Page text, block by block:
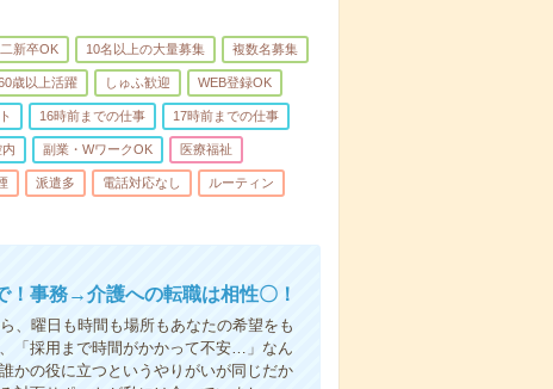
新卒OK 10名以上の大量募集 複数名募集
歳以上活躍 しゅふ歓迎 WEB登録OK
16時前までの仕事 17時前までの仕事
副業・WワークOK 医療福祉
派遣多 電話対応なし ルーティン
事務→介護への転職は相性〇！
、曜日も時間も場所もあなたの希望をも
「採用まで時間がかかって不安…」なん
かの役に立つというやりがいが同じだか